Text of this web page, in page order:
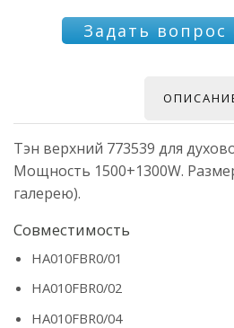
Задать вопрос
Тэн верхний 773539 для
Мощность 1500+1300W.
галерею).
Совместимость
HA010FBR0/01
HA010FBR0/02
HA010FBR0/04